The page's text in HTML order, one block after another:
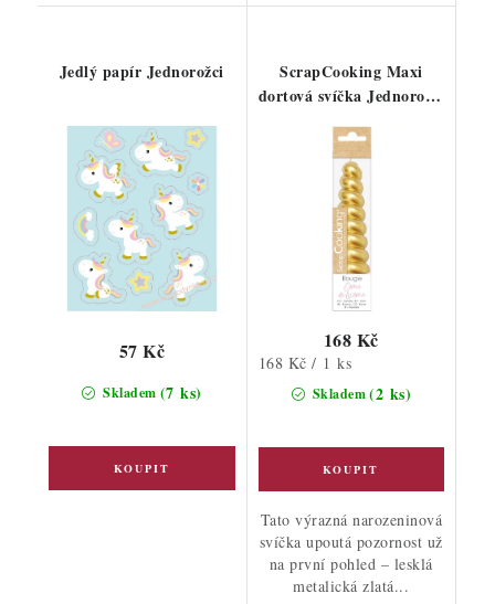
Jedlý papír Jednorožci
Skladem (7 ks)
57 Kč
ScrapCooking Maxi
dortová svíčka Jednorožčí
Skladem(2 ks)
168 Kč
Měrná
168 Kč / 1 ks
Tato výrazná narozeninová
svíčka upoutá pozornost už
na první pohled – lesklá
metalická zlatá...